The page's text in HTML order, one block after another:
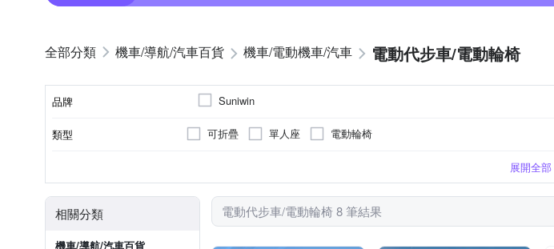
機車/導航/汽車百貨 機車/電動機車/汽車 電動代步車/電動輪椅
品牌 Suniwin
類型 可折疊 單人座 電動輪椅
展開全部
相關分類
機車/導航/汽車百貨
電動代步車/電動輪椅 8 筆結果